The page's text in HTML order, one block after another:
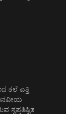
ತಲೆ ಎತ್ತಿ
ಸ್ವಪ್ರತಿಷ್ಟಿತ